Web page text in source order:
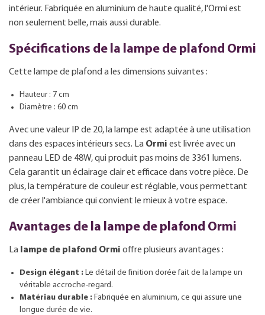
intérieur. Fabriquée en aluminium de haute qualité, l'Ormi est
non seulement belle, mais aussi durable.
Spécifications de la lampe de plafond Ormi
Cette lampe de plafond a les dimensions suivantes :
Hauteur : 7 cm
Diamètre : 60 cm
Avec une valeur IP de 20, la lampe est adaptée à une utilisation
dans des espaces intérieurs secs. La Ormi est livrée avec un
panneau LED de 48W, qui produit pas moins de 3361 lumens.
Cela garantit un éclairage clair et efficace dans votre pièce. De
plus, la température de couleur est réglable, vous permettant
de créer l'ambiance qui convient le mieux à votre espace.
Avantages de la lampe de plafond Ormi
La lampe de plafond Ormi offre plusieurs avantages :
Design élégant : Le détail de finition dorée fait de la lampe un
véritable accroche-regard.
Matériau durable : Fabriquée en aluminium, ce qui assure une
longue durée de vie.